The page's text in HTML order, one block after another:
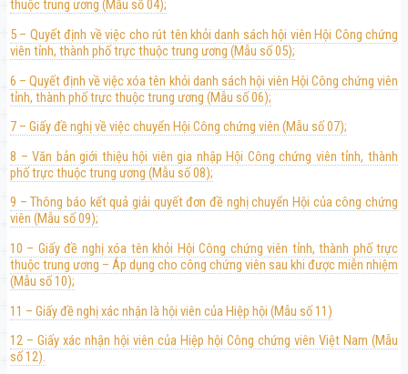
thuộc trung ương (Mẫu số 04);
5 – Quyết định về việc cho rút tên khỏi danh sách hội viên Hội Công chứng
viên tỉnh, thành phố trực thuộc trung ương (Mẫu số 05);
6 – Quyết định về việc xóa tên khỏi danh sách hội viên Hội Công chứng viên
tỉnh, thành phố trực thuộc trung ương (Mẫu số 06);
7 – Giấy đề nghị về việc chuyển Hội Công chứng viên (Mẫu số 07);
8 – Văn bản giới thiệu hội viên gia nhập Hội Công chứng viên tỉnh, thành
phố trực thuộc trung ương (Mẫu số 08);
9 – Thông báo kết quả giải quyết đơn đề nghị chuyển Hội của công chứng
viên (Mẫu số 09);
10 – Giấy đề nghị xóa tên khỏi Hội Công chứng viên tỉnh, thành phố trực
thuộc trung ương – Áp dụng cho công chứng viên sau khi được miễn nhiệm
(Mẫu số 10);
11 – Giấy đề nghị xác nhận là hội viên của Hiệp hội (Mẫu số 11)
12 – Giấy xác nhận hội viên của Hiệp hội Công chứng viên Việt Nam (Mẫu
số 12).